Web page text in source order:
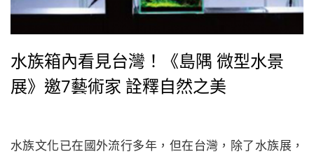
水族箱內看見台灣！《島隅 微型水景
展》邀7藝術家 詮釋自然之美
水族文化已在國外流行多年，但在台灣，除了水族展，